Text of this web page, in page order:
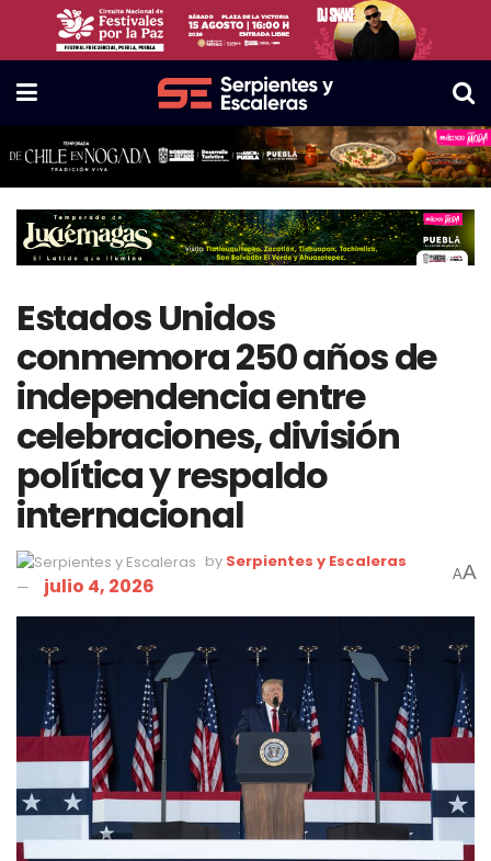
Estados Unidos
conmemora 250 años de
independencia entre
celebraciones, división
política y respaldo
internacional
by Serpientes y Escaleras
julio 4, 2026 AA